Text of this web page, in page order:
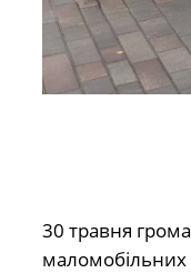
30 травня
маломобільних